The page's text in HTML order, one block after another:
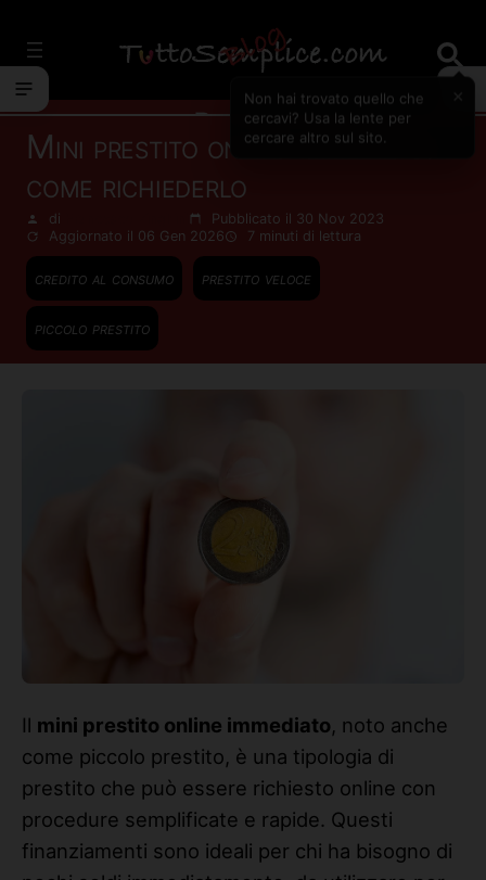
contenuto
Prestiti
Mini prestito online immediato:
come richiederlo
di
Pubblicato il 30 Nov 2023
Aggiornato il 06 Gen 2026
7 minuti di lettura
credito al consumo prestito veloce
piccolo prestito
Il mini prestito online immediato, noto anche
come piccolo prestito, è una tipologia di
prestito che può essere richiesto online con
procedure semplificate e rapide. Questi
finanziamenti sono ideali per chi ha bisogno di
Non hai trovato quello che
cercavi? Usa la lente per
cercare altro sul sito.